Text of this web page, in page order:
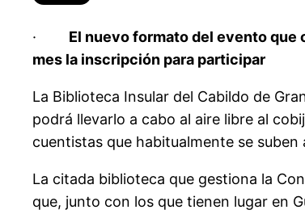
· El nuevo formato del evento que
mes la inscripción para participar
La Biblioteca Insular del Cabildo de
podrá llevarlo a cabo al aire libre al
cuentistas que habitualmente se
La citada biblioteca que gestiona la
que, junto con los que tienen lugar en